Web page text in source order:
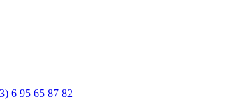
6 95 65 87 82